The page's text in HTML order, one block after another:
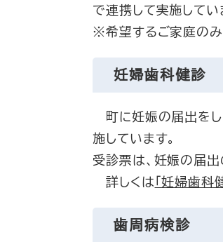
で連携して実施してい
※希望するご家庭のみ
妊婦歯科健診
町に妊娠の届出をし
施しています。
受診票は、妊娠の届
詳しくは 「妊婦歯科
歯周病検診